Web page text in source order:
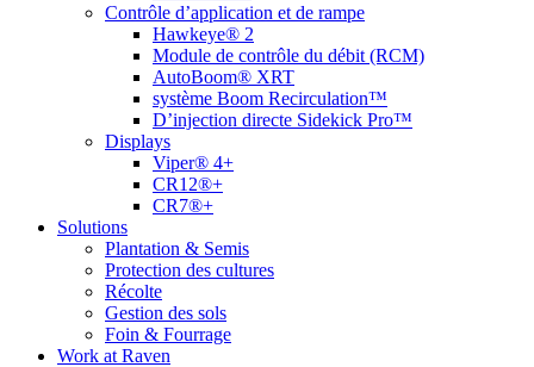
Contrôle d’application et de rampe
Hawkeye® 2
Module de contrôle du débit (RCM)
AutoBoom® XRT
système Boom Recirculation™
D’injection directe Sidekick Pro™
Displays
Viper® 4+
CR12®+
CR7®+
Solutions
Plantation & Semis
Protection des cultures
Récolte
Gestion des sols
Foin & Fourrage
Work at Raven